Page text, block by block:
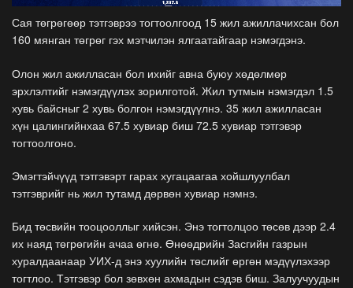
Сая төгрөгөөр тэтгэврээ тогтоолгоод 15 жил ажиллачихсан бол
160 мянган төгрөг гэх мэтчилэн ялгаатайгаар нэмэгдэнэ.
Олон жил ажилласан бол ихийг авна буюу хөдөлмөр
эрхлэлтийг нэмэгдүүлэх зорилготой. Жил тутмын нэмэгдэл 1.5
хувь байсныг 2 хувь болгон нэмэгдүүлнэ. 35 жил ажилласан
хүн цалингийнхаа 67.5 хувиар биш 72.5 хувиар тэтгэвэр
тогтоолгоно.
Эмэгтэйчүүд тэтгэвэрт гарах хугацаагаа хойшлуулбал
тэтгэврийг нь жил тутамд дөрвөн хувиар нэмнэ.
Бид төсвийн тооцооллыг хийсэн. Энэ тогтолцоо төсөв дээр 2.4
их наяд төгрөгийн ачаа өгнө. Өнөөдрийн Засгийн газрын
хуралдаанаар УИХ-д энэ хуулийн төслийг өргөн мэдүүлэхээр
тогтлоо. Тэтгэвэр бол зөвхөн ахмадын сэдэв биш. Залуучуудын